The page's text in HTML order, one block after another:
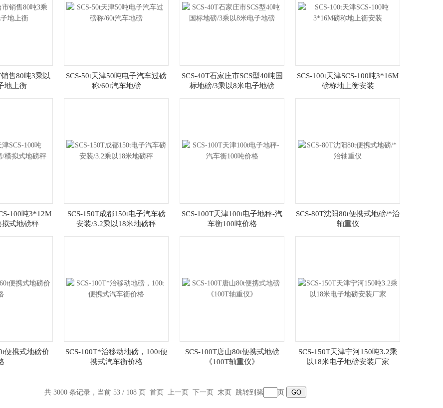
售80吨3乘以
地上衡
SCS-50t天津50吨电子汽车过磅
称/60t汽车地磅
SCS-40T石家庄市SCS型40吨国
标地磅/3乘以8米电子地磅
SCS-100t天津SCS-100吨3*16M
磅称地上衡安装
100吨3*12M
式地磅秤
SCS-150T成都150t电子汽车磅
安装/3.2乘以18米地磅秤
SCS-100T天津100t电子地秤-汽
车衡100吨价格
SCS-80T沈阳80t便携式地磅/*治
轴重仪
便携式地磅价
SCS-100T*治移动地磅，100t便
携式汽车衡价格
SCS-100T唐山80t便携式地磅
《100T轴重仪》
SCS-150T天津宁河150吨3.2乘
以18米电子地磅安装厂家
共 3000 条记录，当前 53 / 108 页 首页 上一页 下一页 末页跳转到第 页